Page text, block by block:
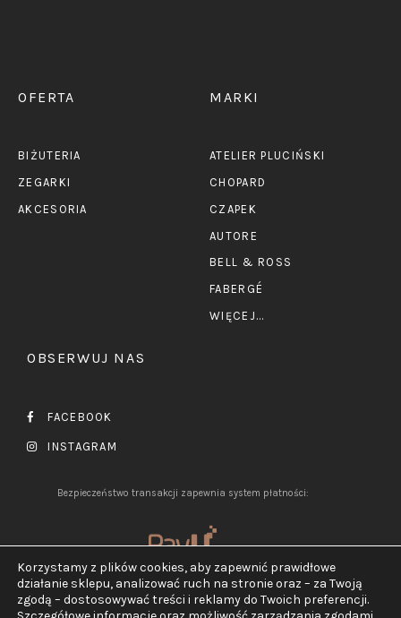
OFERTA
BIŻUTERIA
ZEGARKI
AKCESORIA
MARKI
ATELIER PLUCIŃSKI
CHOPARD
CZAPEK
AUTORE
BELL & ROSS
FABERGÉ
WIĘCEJ...
OBSERWUJ NAS
FACEBOOK
INSTAGRAM
Bezpieczeństwo transakcji zapewnia system płatności:
Korzystamy z plików cookies, aby zapewnić prawidłowe
działanie sklepu, analizować ruch na stronie oraz – za Twoją
zgodą – dostosowywać treści i reklamy do Twoich preferencji.